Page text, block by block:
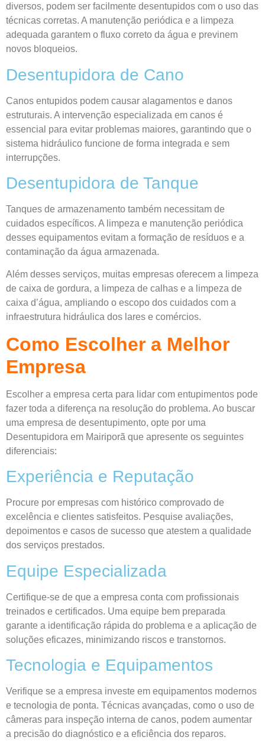
diversos, podem ser facilmente desentupidos com o uso das
técnicas corretas. A manutenção periódica e a limpeza
adequada garantem o fluxo correto da água e previnem
novos bloqueios.
Desentupidora de Cano
Canos entupidos podem causar alagamentos e danos
estruturais. A intervenção especializada em canos é
essencial para evitar problemas maiores, garantindo que o
sistema hidráulico funcione de forma integrada e sem
interrupções.
Desentupidora de Tanque
Tanques de armazenamento também necessitam de
cuidados específicos. A limpeza e manutenção periódica
desses equipamentos evitam a formação de resíduos e a
contaminação da água armazenada.
Além desses serviços, muitas empresas oferecem a limpeza
de caixa de gordura, a limpeza de calhas e a limpeza de
caixa d’água, ampliando o escopo dos cuidados com a
infraestrutura hidráulica dos lares e comércios.
Como Escolher a Melhor
Empresa
Escolher a empresa certa para lidar com entupimentos pode
fazer toda a diferença na resolução do problema. Ao buscar
uma empresa de desentupimento, opte por uma
Desentupidora em Mairiporã que apresente os seguintes
diferenciais:
Experiência e Reputação
Procure por empresas com histórico comprovado de
excelência e clientes satisfeitos. Pesquise avaliações,
depoimentos e casos de sucesso que atestem a qualidade
dos serviços prestados.
Equipe Especializada
Certifique-se de que a empresa conta com profissionais
treinados e certificados. Uma equipe bem preparada
garante a identificação rápida do problema e a aplicação de
soluções eficazes, minimizando riscos e transtornos.
Tecnologia e Equipamentos
Verifique se a empresa investe em equipamentos modernos
e tecnologia de ponta. Técnicas avançadas, como o uso de
câmeras para inspeção interna de canos, podem aumentar
a precisão do diagnóstico e a eficiência dos reparos.